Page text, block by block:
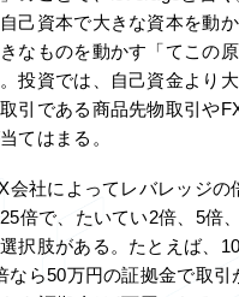
己資本で大きな資本を動か
なものを動かす「てこの
投資では、自己資金より
引である商品先物取引や
てはまる。
会社によってレバレッジの
倍で、たいてい2倍、5倍
択肢がある。たとえば、
なら50万円の証拠金で取引